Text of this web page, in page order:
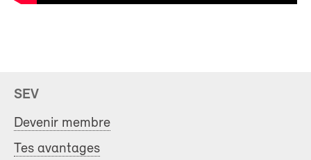
SEV
Devenir membre
Tes avantages